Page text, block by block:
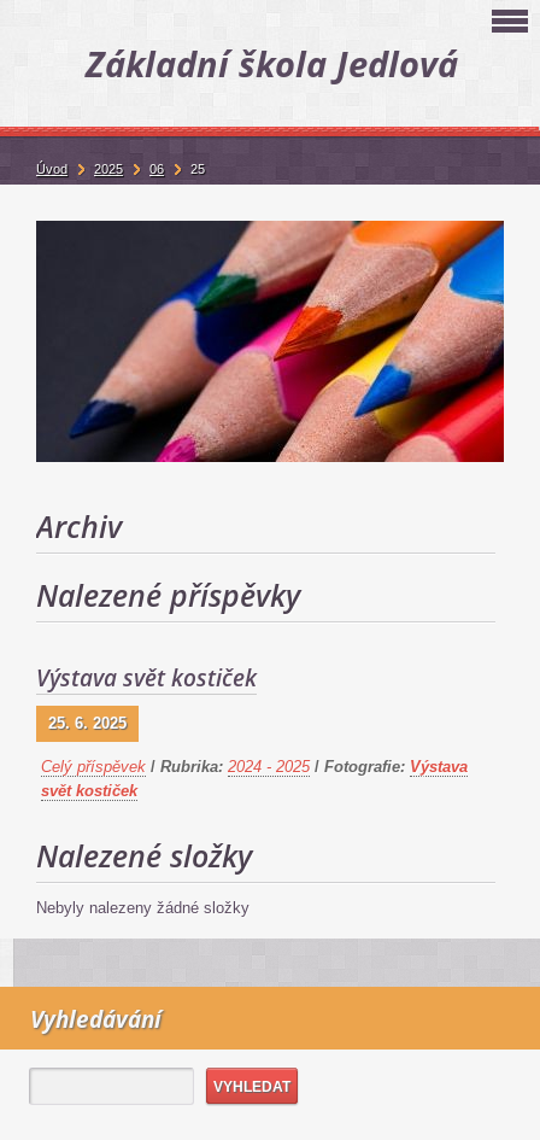
Základní škola Jedlová
Archiv
Nalezené příspěvky
Výstava svět kostiček
25. 6. 2025
Celý příspěvek / Rubrika: 2024 - 2025 / Fotografie: Výstava
svět kostiček
Nalezené složky
Nebyly nalezeny žádné složky
Vyhledávání
Úvod 2025 06 25